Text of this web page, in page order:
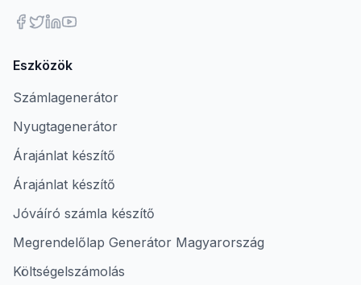
Eszközök
Számlagenerátor
Nyugtagenerátor
Árajánlat készítő
Árajánlat készítő
Jóváíró számla készítő
Megrendelőlap Generátor Magyarország
Költségelszámolás